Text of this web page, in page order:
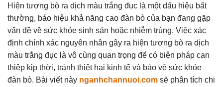
Hiện tượng bò ra dịch màu trắng đục là một dấu hiệu bất
thường, báo hiệu khả năng cao đàn bò của bạn đang gặp
vấn đề về sức khỏe sinh sản hoặc nhiễm trùng. Việc xác
định chính xác nguyên nhân gây ra hiện tượng bò ra dịch
màu trắng đục là vô cùng quan trọng để có biện pháp can
thiệp kịp thời, tránh thiệt hại kinh tế và bảo vệ sức khỏe
đàn bò. Bài viết này nganhchannuoi.com sẽ phân tích chi